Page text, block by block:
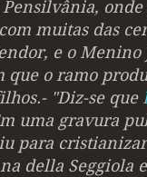
onde
muitas das
e o
que o ramo
"Diz-se que
uma gravura
para
della